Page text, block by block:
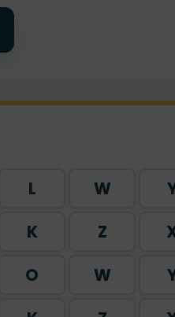
L W
K Z
O W